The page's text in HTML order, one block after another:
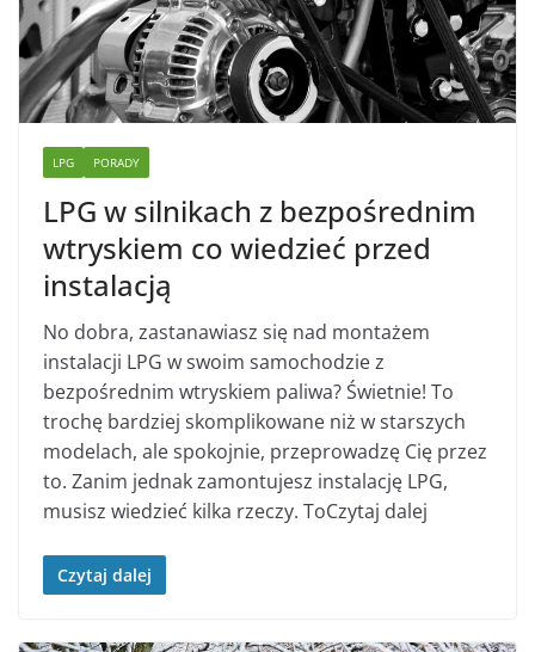
LPG PORADY
LPG w silnikach z bezpośrednim
wtryskiem co wiedzieć przed
instalacją
No dobra, zastanawiasz się nad montażem
instalacji LPG w swoim samochodzie z
bezpośrednim wtryskiem paliwa? Świetnie! To
trochę bardziej skomplikowane niż w starszych
modelach, ale spokojnie, przeprowadzę Cię przez
to. Zanim jednak zamontujesz instalację LPG,
musisz wiedzieć kilka rzeczy. ToCzytaj dalej
Czytaj dalej